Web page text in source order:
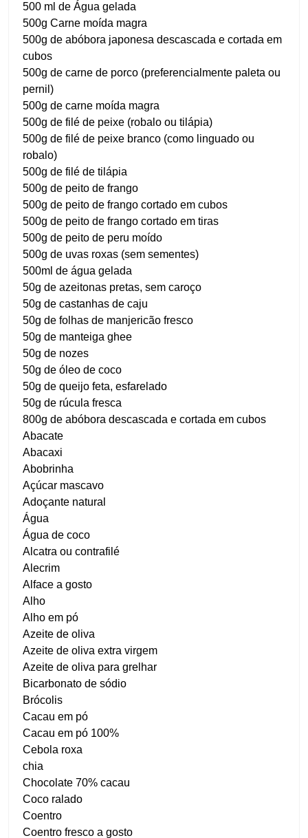
500 ml de Água gelada
500g Carne moída magra
500g de abóbora japonesa descascada e cortada em
cubos
500g de carne de porco (preferencialmente paleta ou
pernil)
500g de carne moída magra
500g de filé de peixe (robalo ou tilápia)
500g de filé de peixe branco (como linguado ou
robalo)
500g de filé de tilápia
500g de peito de frango
500g de peito de frango cortado em cubos
500g de peito de frango cortado em tiras
500g de peito de peru moído
500g de uvas roxas (sem sementes)
500ml de água gelada
50g de azeitonas pretas, sem caroço
50g de castanhas de caju
50g de folhas de manjericão fresco
50g de manteiga ghee
50g de nozes
50g de óleo de coco
50g de queijo feta, esfarelado
50g de rúcula fresca
800g de abóbora descascada e cortada em cubos
Abacate
Abacaxi
Abobrinha
Açúcar mascavo
Adoçante natural
Água
Água de coco
Alcatra ou contrafilé
Alecrim
Alface a gosto
Alho
Alho em pó
Azeite de oliva
Azeite de oliva extra virgem
Azeite de oliva para grelhar
Bicarbonato de sódio
Brócolis
Cacau em pó
Cacau em pó 100%
Cebola roxa
chia
Chocolate 70% cacau
Coco ralado
Coentro
Coentro fresco a gosto